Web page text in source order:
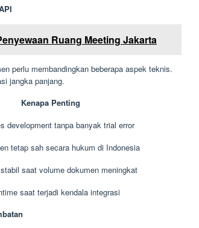
Ruang Meeting Jakarta
perlu membandingkan beberapa aspek teknis.
jangka panjang.
Kenapa Penting
development tanpa banyak trial error
tetap sah secara hukum di Indonesia
saat volume dokumen meningkat
saat terjadi kendala integrasi